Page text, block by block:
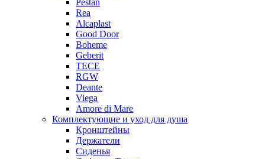
Pestan
Rea
Alcaplast
Good Door
Boheme
Geberit
TECE
RGW
Deante
Viega
Amore di Mare
Комплектующие и уход для душа
Кронштейны
Держатели
Сиденья